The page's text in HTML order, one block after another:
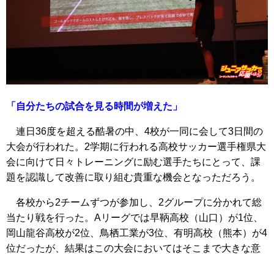
「自分たちの試合を見る時間が増えた」
連日36度を超える酷暑の中、4校が一同に会して3日間の
大会が行われた。2学期に行われる高校サッカー選手権県大
会に向けて日々トレーニングに励む選手たちにとって、課
題を認識して改善に取り組む貴重な機会となっただろう。
各校から2チームずつが参加し、2グループに分かれて総
当たり戦を行った。Aリーグでは早鞆高校（山口）が1位、
岡山龍谷高校が2位、鳥栖工業が3位、有明高校（熊本）が4
位だったが、結果はこの大会においてはそこまで大きな意